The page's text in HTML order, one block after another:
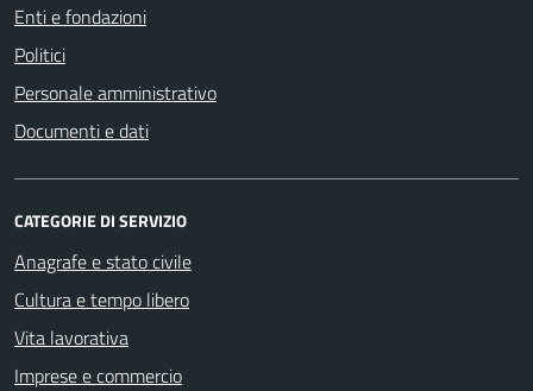
Enti e fondazioni
Politici
Personale amministrativo
Documenti e dati
CATEGORIE DI SERVIZIO
Anagrafe e stato civile
Cultura e tempo libero
Vita lavorativa
Imprese e commercio